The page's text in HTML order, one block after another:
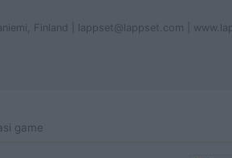
Finland | lappset@lappset.com |
game